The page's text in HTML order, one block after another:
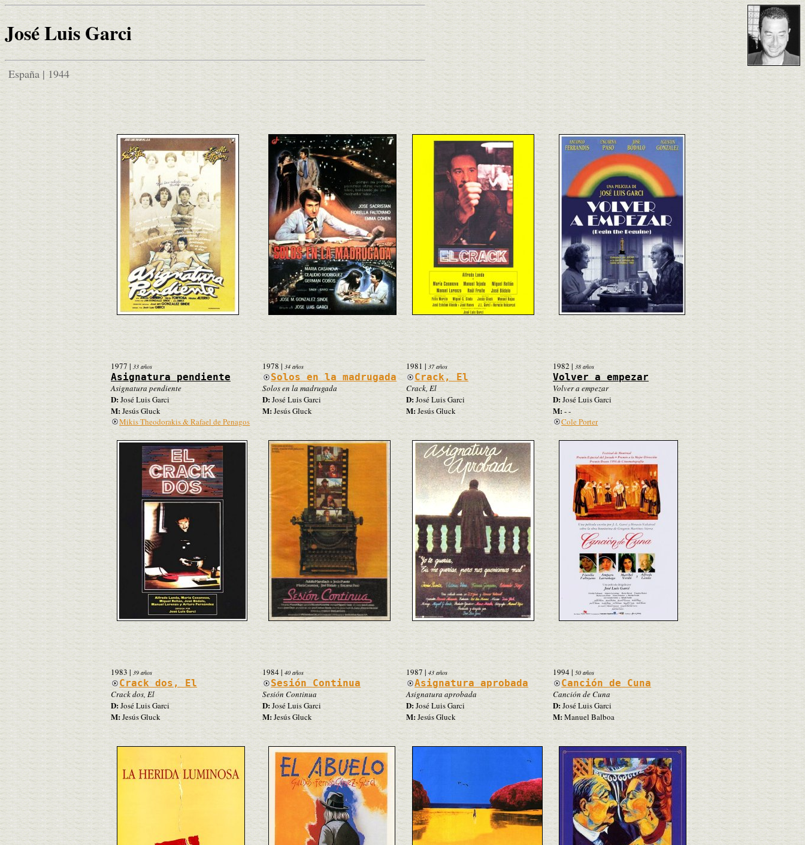
José Luis Garci
España | 1944
1977 | 33 años
Asignatura pendiente
Asignatura pendiente
D:José Luis Garci
M:Jesús Gluck
Mikis Theodorakis & Rafael de Penagos
1978| 34 años
Solos en la madrugada
Solos en la madrugada
D:José Luis Garci
M:Jesús Gluck
1981 | 37 años
Crack, El
Crack, El
D:José Luis Garci
M:Jesús Gluck
1982| 38 años
Volver a empezar
Volver a empezar
D:José Luis Garci
M:- -
Cole Porter
1983 | 39 años
Crack dos, El
Crack dos, El
D:José Luis Garci
M:Jesús Gluck
1984| 40 años
Sesión Continua
Sesión Continua
D: José Luis Garci
M:Jesús Gluck
1987 | 43 años
Asignatura aprobada
Asignatura aprobada
D:José Luis Garci
M:Jesús Gluck
1994| 50 años
Canción de Cuna
Canción de Cuna
D: José Luis Garci
M:Manuel Balboa